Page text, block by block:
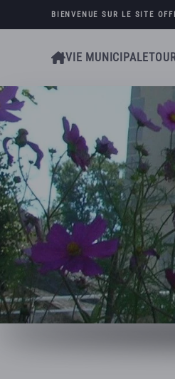
Skip to main content
BIENVENUE SUR LE SITE
VIE MUNICIPALE